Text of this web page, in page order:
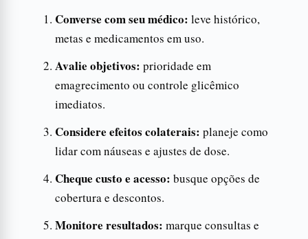
Converse com seu médico: leve histórico,
metas e medicamentos em uso.
Avalie objetivos: prioridade em
emagrecimento ou controle glicêmico
imediatos.
Considere efeitos colaterais: planeje como
lidar com náuseas e ajustes de dose.
Cheque custo e acesso: busque opções de
cobertura e descontos.
Monitore resultados: marque consultas e